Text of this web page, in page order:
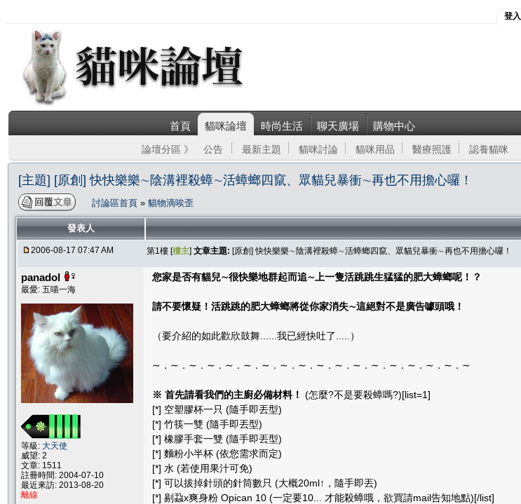
登入
首頁 貓咪論壇 時尚生活 聊天廣場 購物中心
論壇分區 》 公告 最新主題 貓咪討論 貓咪用品 醫療照護 認養貓咪
[主題] [原創] 快快樂樂∼陰溝裡殺蟑∼活蟑螂四竄、眾貓兒暴衝∼再也不用擔心囉！
討論區首頁 » 貓物滴唉歪
發表人
2006-08-17 07:47 AM 第1樓 [樓主] 文章主題: [原創] 快快樂樂∼陰溝裡殺蟑∼活蟑螂四竄、眾貓兒暴衝∼再也不用擔心囉！
panadol
最愛: 五喵一海
等級: 大天使
威望: 2
文章: 1511
註冊時間: 2004-07-10
最近來訪: 2013-08-20
離線
您家是否有貓兒∼很快樂地群起而追∼上一隻活跳跳生猛猛的肥大蟑螂呢！？
請不要懷疑！活跳跳的肥大蟑螂將從你家消失∼這絕對不是廣告噱頭哦！
（要介紹的如此歡欣鼓舞......我已經快吐了.....）
∼．∼．∼．∼．∼．∼．∼．∼．∼．∼．∼．∼．∼．∼．∼．∼．∼．∼
※ 首先請看我們的主廚必備材料！ (怎麼?不是要殺蟑嗎?)[list=1]
[*] 空塑膠杯一只 (隨手即丟型)
[*] 竹筷一雙 (隨手即丟型)
[*] 橡膠手套一雙 (隨手即丟型)
[*] 麵粉小半杯 (依您需求而定)
[*] 水 (若使用果汁可免)
[*] 可以拔掉針頭的針筒數只 (大概20ml↑，隨手即丟)
[*] 剔蝨x爽身粉 Opican 10 (一定要10... 才能殺蟑哦，欲買請mail告知地點)[/list]